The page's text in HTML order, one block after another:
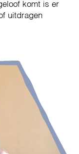
komt is er
uitdragen